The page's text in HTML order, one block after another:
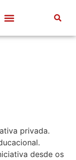
privada.
desde os